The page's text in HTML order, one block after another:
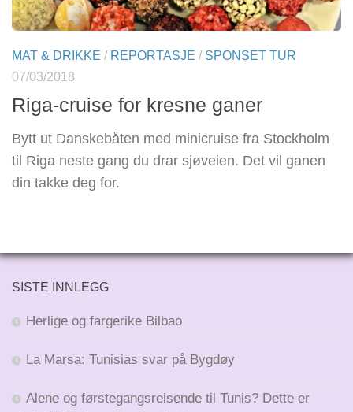
MAT & DRIKKE / REPORTASJE / SPONSET TUR
07/03/2018
Riga-cruise for kresne ganer
Bytt ut Danskebåten med minicruise fra Stockholm
til Riga neste gang du drar sjøveien. Det vil ganen
din takke deg for.
SISTE INNLEGG
Herlige og fargerike Bilbao
La Marsa: Tunisias svar på Bygdøy
Alene og førstegangsreisende til Tunis? Dette er